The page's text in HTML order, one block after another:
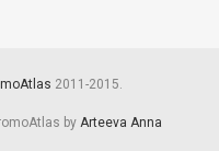
2011-2015.
by Arteeva Anna